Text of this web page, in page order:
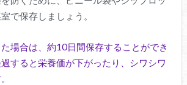
で保存しましょう。
場合は、約10日間保存することができ
すると栄養価が下がったり、シワシワ